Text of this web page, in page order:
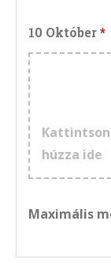
10 Október
húzza ide
Maximális